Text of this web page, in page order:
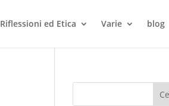
Riflessioni ed Etica Varie blog